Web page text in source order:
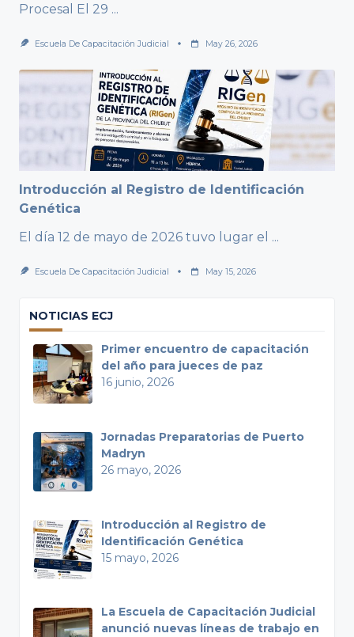
Procesal El 29 ...
Escuela De Capacitación Judicial May 26, 2026
Introducción al Registro de Identificación
Genética
El día 12 de mayo de 2026 tuvo lugar el ...
Escuela De Capacitación Judicial May 15, 2026
NOTICIAS ECJ
Primer encuentro de capacitación
del año para jueces de paz
16 junio, 2026
Jornadas Preparatorias de Puerto
Madryn
26 mayo, 2026
Introducción al Registro de
Identificación Genética
15 mayo, 2026
La Escuela de Capacitación Judicial
anunció nuevas líneas de trabajo en